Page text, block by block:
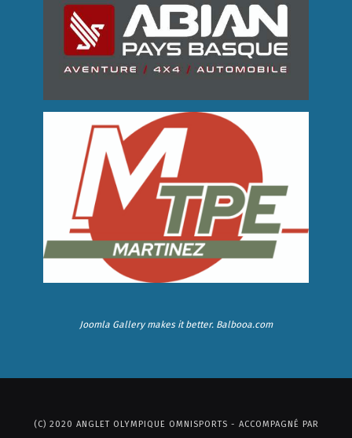
Joomla Gallerymakes it better. Balbooa.com
(C) 2020 ANGLET OLYMPIQUE OMNISPORTS - ACCOMPAGNÉ PAR